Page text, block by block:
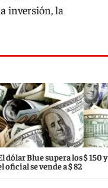
inversión, la
dólar Blue supera los $ 150 y
oficial se vende a $ 82